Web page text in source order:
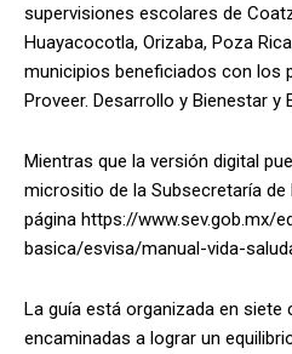
supervisiones escolares de
Huayacocotla, Orizaba, Poza
municipios beneficiados con los
Proveer. Desarrollo y Bienestar y
Mientras que la versión digital
micrositio de la Subsecretaría
página https://www.sev.gob.mx/
basica/esvisa/manual-vida-
La guía está organizada en
encaminadas a lograr un